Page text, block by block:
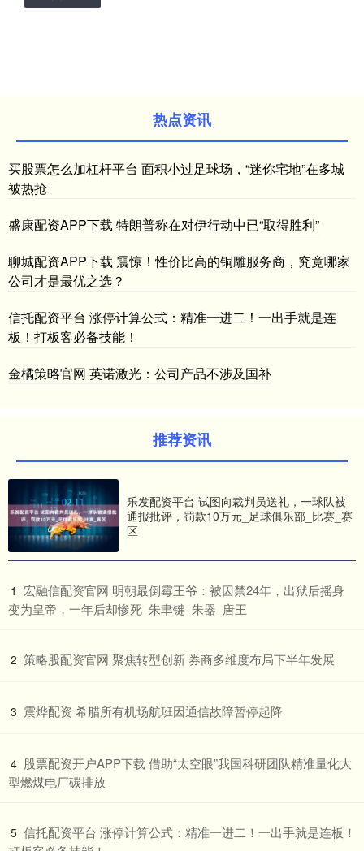
热点资讯
买股票怎么加杠杆平台 面积小过足球场，“迷你宅地”在多城
被热抢
盛康配资APP下载 特朗普称在对伊行动中已“取得胜利”
聊城配资APP下载 震惊！性价比高的铜雕服务商，究竟哪家
公司才是最优之选？
信托配资平台 涨停计算公式：精准一进二！一出手就是连
板！打板客必备技能！
金橘策略官网 英诺激光：公司产品不涉及国补
推荐资讯
乐发配资平台 试图向裁判员送礼，一球队被
通报批评，罚款10万元_足球俱乐部_比赛_赛
区
1 ​宏融信配资官网 明朝最倒霉王爷：被囚禁24年，出狱后摇身
变为皇帝，一年后却惨死_朱聿键_朱器_唐王
2 ​策略股配资官网 聚焦转型创新 券商多维度布局下半年发展
3 ​震烨配资 希腊所有机场航班因通信故障暂停起降
4 ​股票配资开户APP下载 借助“太空眼”我国科研团队精准量化大
型燃煤电厂碳排放
5 ​信托配资平台 涨停计算公式：精准一进二！一出手就是连板！